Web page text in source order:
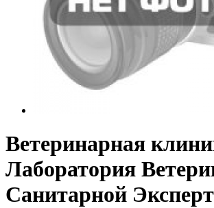
Ветеринарная
Лаборатория
Санитарной